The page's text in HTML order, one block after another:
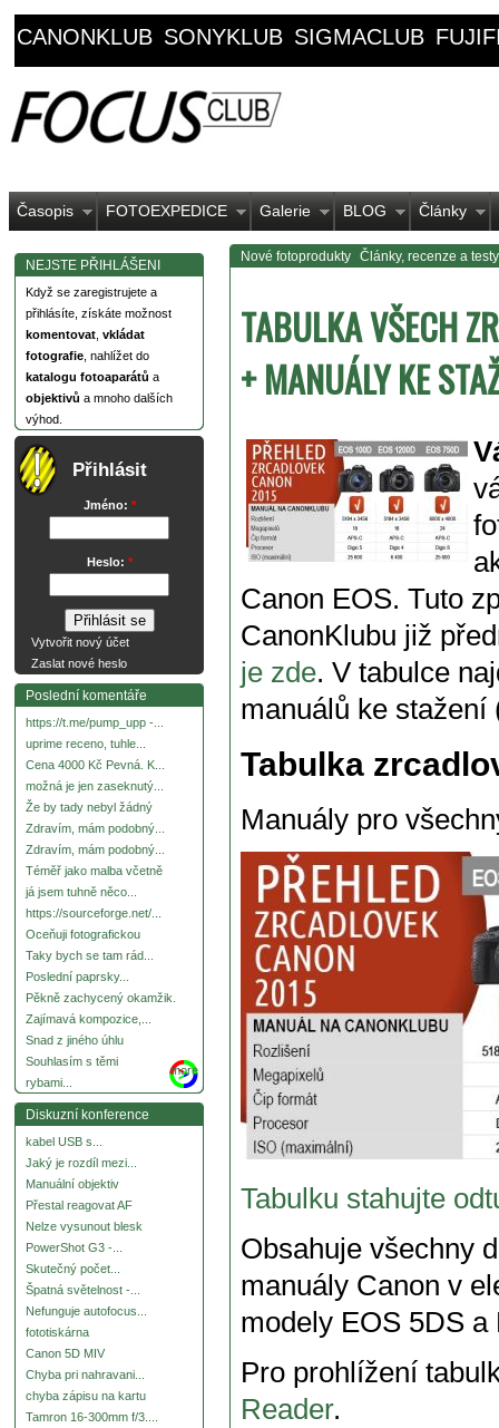
CANONKLUB SONYKLUB SIGMACLUB
Časopis FOTOEXPEDICE Galerie BLOG Články
NEJSTE PŘIHLÁŠENI
Když se zaregistrujete a
přihlásíte, získáte možnost
komentovat vkládat
fotografie , nahlížet do
katalogu fotoaparátů a
objektivů a mnoho dalších
výhod.
Přihlásit
Jméno: *
Heslo: *
Vytvořit nový účet
Zaslat nové heslo
Poslední komentáře
https://t.me/pump_upp -...
uprime receno, tuhle...
Cena 4000 Kč Pevná. K...
možná je jen zaseknutý...
Že by tady nebyl žádný
Zdravím, mám podobný...
Zdravím, mám podobný...
Téměř jako malba včetně
já jsem tuhně něco...
https://sourceforge.net/...
Oceňuji fotografickou
Taky bych se tam rád...
Poslední paprsky...
Pěkně zachycený okamžik.
Zajímavá kompozice,...
Snad z jiného úhlu
Souhlasím s těmi
rybami...
more
Diskuzní konference
kabel USB s...
Jaký je rozdíl mezi...
Manuální objektiv
Přestal reagovat AF
Nelze vysunout blesk
PowerShot G3 -...
Skutečný počet...
Špatná světelnost -...
Nefunguje autofocus...
fototiskárna
Canon 5D MIV
Chyba pri nahravani...
chyba zápisu na kartu
Tamron 16-300mm f/3....
Nové fotoprodukty Články, recenze a testy
TABULKA VŠECH
+ MANUÁLY KE
Canon EOS. Tuto
CanonKlubu již
je zde. V tabulce
manuálů ke
Tabulka
Manuály pro
Tabulku stahujte
Obsahuje všechny
manuály Canon v
modely EOS 5DS
Pro prohlížení
Reader.